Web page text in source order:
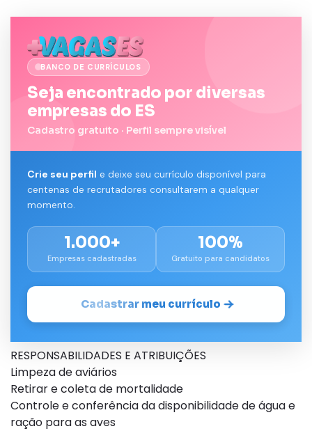
BANCO DE CURRÍCULOS
Seja encontrado por diversas
empresas do ES
Cadastro gratuito · Perfil sempre visível
Crie seu perfil e deixe seu currículo disponível para
centenas de recrutadores consultarem a qualquer
momento.
1.000+
Empresas cadastradas
100%
Gratuito para candidatos
Cadastrar meu currículo
RESPONSABILIDADES E ATRIBUIÇÕES
Limpeza de aviários
Retirar e coleta de mortalidade
Controle e conferência da disponibilidade de água e
ração para as aves